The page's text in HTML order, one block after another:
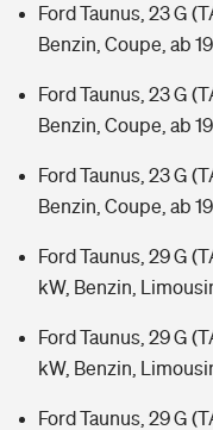
Ford Taunus, 23 G
Benzin, Coupe, ab
Ford Taunus, 23 G
Benzin, Coupe, ab
Ford Taunus, 23 G
Benzin, Coupe, ab
Ford Taunus, 29 G
kW, Benzin,
Ford Taunus, 29 G
kW, Benzin,
Ford Taunus, 29 G